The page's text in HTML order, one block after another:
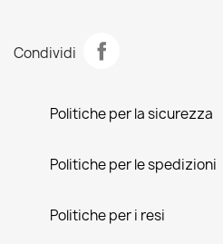
Condividi
Politiche per la sicurezza
Politiche per le spedizioni
Politiche per i resi